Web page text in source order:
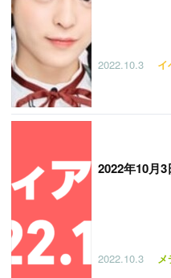
2022.10.3 イ
2022年10月
2022.10.3 メ